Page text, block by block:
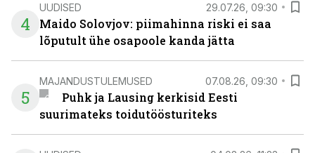
4
UUDISED 29.07.26, 09:30
Maido Solovjov: piimahinna riski ei saa
lõputult ühe osapoole kanda jätta
5
MAJANDUSTULEMUSED 07.08.26, 09:30
Puhk ja Lausing kerkisid Eesti
suurimateks toidutöösturiteks